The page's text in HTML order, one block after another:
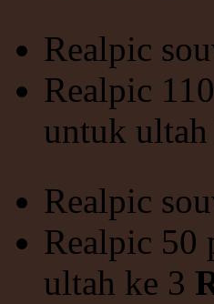
Realpic
Realpic
untuk ultah
Realpic
Realpic 50
ultah ke 3